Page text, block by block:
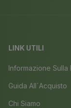
LINK UTILI
Informazione Sulla
Guida All´acquisto
Chi Siamo